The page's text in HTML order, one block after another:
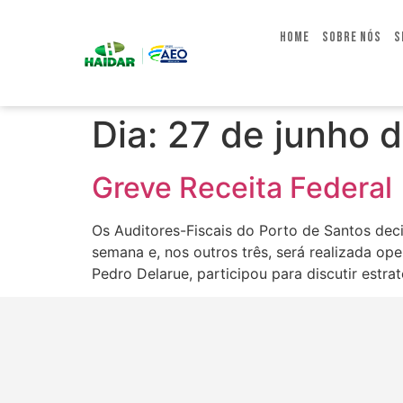
Home Sobre Nós
Dia: 27 de junho
Greve Receita Federal
Os Auditores-Fiscais do Porto de Santos
semana e, nos outros três, será realizada
Pedro Delarue, participou para discutir